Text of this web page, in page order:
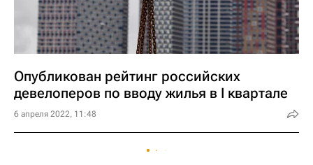
Опубликован рейтинг российских
девелоперов по вводу жилья в I квартале
6 апреля 2022, 11:48